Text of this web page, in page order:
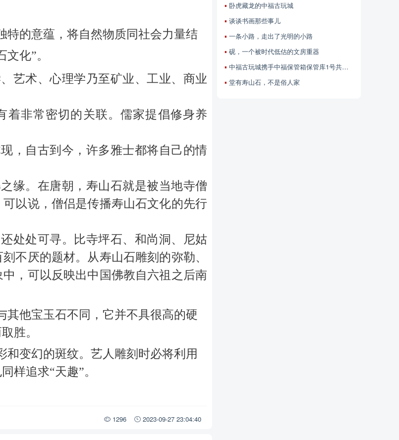
特的意蕴，将自然物质同社会力量结
化”。
术、心理学乃至矿业、工业、商业
着非常密切的关联。儒家提倡修身养
，自古到今，许多雅士都将自己的情
。在唐朝，寿山石就是被当地寺僧
以说，僧侣是传播寿山石文化的先行
处处可寻。比寺坪石、和尚洞、尼姑
不厌的题材。从寿山石雕刻的弥勒、
，可以反映出中国佛教自六祖之后南
他宝玉石不同，它并不具很高的硬
胜。
变幻的斑纹。艺人雕刻时必将利用
样追求“天趣”。
1296 2023-09-27 23:04:40
卧虎藏龙的中福古玩城
谈谈书画那些事儿
一条小路，走出了光明的小路
砚，一个被时代低估的文房重器
中福古玩城携手中福保管箱保管库1号共赴5G时代
堂有寿山石，不是俗人家